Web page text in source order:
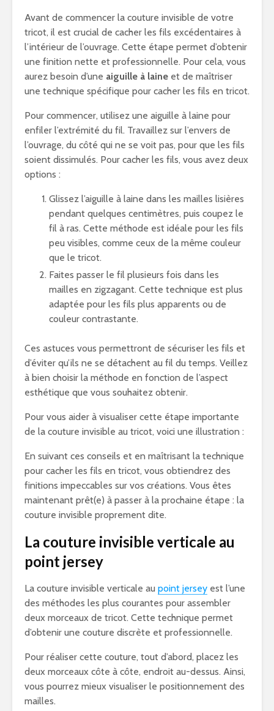
Avant de commencer la couture invisible de votre
tricot, il est crucial de cacher les fils excédentaires à
l’intérieur de l’ouvrage. Cette étape permet d’obtenir
une finition nette et professionnelle. Pour cela, vous
aurez besoin d’une aiguille à laine et de maîtriser
une technique spécifique pour cacher les fils en tricot.
Pour commencer, utilisez une aiguille à laine pour
enfiler l’extrémité du fil. Travaillez sur l’envers de
l’ouvrage, du côté qui ne se voit pas, pour que les fils
soient dissimulés. Pour cacher les fils, vous avez deux
options :
Glissez l’aiguille à laine dans les mailles lisières
pendant quelques centimètres, puis coupez le
fil à ras. Cette méthode est idéale pour les fils
peu visibles, comme ceux de la même couleur
que le tricot.
Faites passer le fil plusieurs fois dans les
mailles en zigzagant. Cette technique est plus
adaptée pour les fils plus apparents ou de
couleur contrastante.
Ces astuces vous permettront de sécuriser les fils et
d’éviter qu’ils ne se détachent au fil du temps. Veillez
à bien choisir la méthode en fonction de l’aspect
esthétique que vous souhaitez obtenir.
Pour vous aider à visualiser cette étape importante
de la couture invisible au tricot, voici une illustration :
En suivant ces conseils et en maîtrisant la technique
pour cacher les fils en tricot, vous obtiendrez des
finitions impeccables sur vos créations. Vous êtes
maintenant prêt(e) à passer à la prochaine étape : la
couture invisible proprement dite.
La couture invisible verticale au
point jersey
La couture invisible verticale au point jersey est l’une
des méthodes les plus courantes pour assembler
deux morceaux de tricot. Cette technique permet
d’obtenir une couture discrète et professionnelle.
Pour réaliser cette couture, tout d’abord, placez les
deux morceaux côte à côte, endroit au-dessus. Ainsi,
vous pourrez mieux visualiser le positionnement des
mailles.